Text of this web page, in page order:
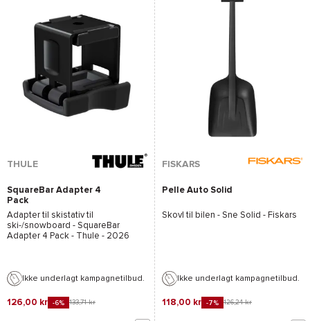
THULE
SquareBar Adapter 4
Pack
Adapter til skistativ til
ski-/snowboard - SquareBar
Adapter 4 Pack - Thule - 2026
Ikke underlagt kampagnetilbud.
126,00 kr -6% 133,71 kr
FISKARS
Pelle Auto Solid
Skovl til bilen - Sne Solid - Fiskars
Ikke underlagt kampagnetilbud.
118,00 kr -7% 126,24 kr